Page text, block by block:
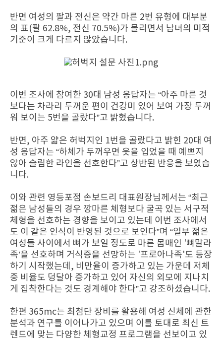
반면 여성의 팔과 전신은 약간 마른 2번 유형에 대부분
의 표(팔 62.8%, 전신 70.5%)가 몰리면서 남녀의 미적
기준이 크게 다르지 않았습니다.
이번 조사에 참여한 30대 남성 응답자는 “아주 마른 것
보다는 차라리 두꺼운 편이 건강미 있어 보여 가장 두꺼
워 보이는 5번을 골랐다”고 밝혔습니다.
반면, 아주 얇은 허벅지인 1번을 골랐다고 밝힌 20대 여
성 응답자는 “하체가 두꺼우면 옷을 입었을 때 예쁘지
않아 슬림한 라인을 선호한다”고 상반된 반응을 보였습
니다.
이와 관련 영등포점 손보드리 대표원장님께서는 “최근
젊은 남성들의 경우 깡마른 체형보다 굴곡 있는 서구적
체형을 선호하는 경향을 보이고 있는데 이번 조사에서
도 이 같은 인식이 반영된 것으로 보인다”며 “일부 젊은
여성들 사이에서 뼈가 보일 정도로 마른 몸매인 '뼈말라
족’을 선호하며 거식증을 선망하는 '프로아나족'도 등장
하기 시작했는데, 비만율이 증가하고 있는 가운데 저체
중 비율도 덩달아 증가하고 있어 자신의 외모에 지나치
게 집착한다는 것도 경계해야 한다”고 강조하셨습니다.
한편 365mc는 최첨단 장비를 활용해 여성 신체에 관한
분석과 연구를 이어나가고 있으며 이를 토대로 최신 트
렌드에 맞는 다양한 체형교정 프로그램을 선보이고 있